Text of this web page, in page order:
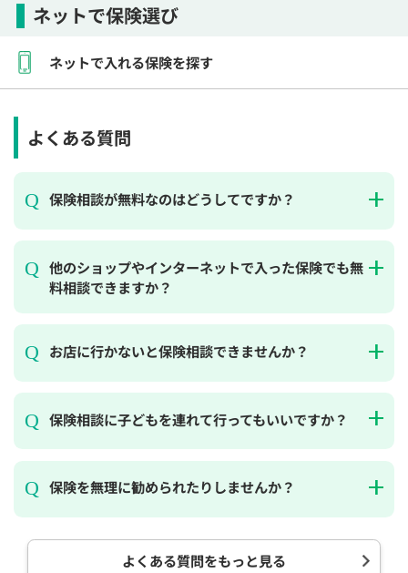
ネットで保険選び
ネットで入れる保険を探す
よくある質問
保険相談が無料なのはどうしてですか？
他のショップやインターネットで入った保険でも無
料相談できますか？
お店に行かないと保険相談できませんか？
保険相談に子どもを連れて行ってもいいですか？
保険を無理に勧められたりしませんか？
よくある質問をもっと見る